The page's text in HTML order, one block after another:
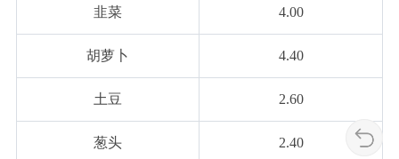
韭菜 4.00
胡萝卜 4.40
土豆 2.60
葱头 2.40